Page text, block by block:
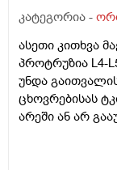
კატეგორია -
ასეთი კითხვა
პროტრუზია L4-
უნდა
ცხოვრებისას
არეში ან არ